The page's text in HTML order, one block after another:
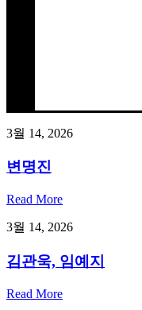
3월 14, 2026
변명진
Read More
3월 14, 2026
김관욱, 임예지
Read More